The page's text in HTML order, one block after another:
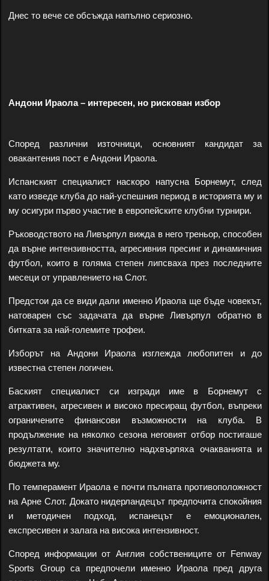
Днес то вече се обсъжда напълно сериозно.
Андони Ираола – интересен, но рискован избор
Според различни източници, основният кандидат за
овакантения пост е Андони Ираола.
Испанският специалист наскоро напусна Борнемут, след
като изведе клуба до най-успешния период в историята му и
му осигури първо участие в европейските клубни турнири.
Ръководството на Ливърпул вижда в него треньор, способен
да върне интензивността, агресивния пресинг и динамичния
футбол, които в голяма степен липсваха през последните
месеци от управлението на Слот.
Предстои да се види дали именно Ираола ще бъде човекът,
натоварен със задачата да върне Ливърпул обратно в
битката за най-големите трофеи.
Изборът на Андони Ираола изглежда любопитен и до
известна степен логичен.
Баският специалист си изгради име в Борнемут с
атрактивен, агресивен и високо пресиращ футбол, въпреки
ограничените финансови възможности на клуба. В
продължение на няколко сезона неговият отбор постигаше
резултати, които значително надхвърляха очакванията и
бюджета му.
По темперамент Ираола е почти пълната противоположност
на Арне Слот. Докато нидерландецът предпочита спокойния
и методичен подход, испанецът е емоционален,
експресивен и залага на висока интензивност.
Според информации от Англия собствениците от Fenway
Sports Group са предпочели именно Ираола пред друга